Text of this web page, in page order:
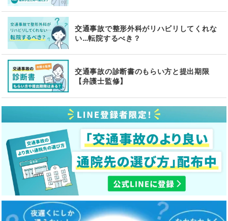
交通事故で整形外科がリハビリしてくれな
い…転院するべき？
交通事故の診断書のもらい方と提出期限
【弁護士監修】